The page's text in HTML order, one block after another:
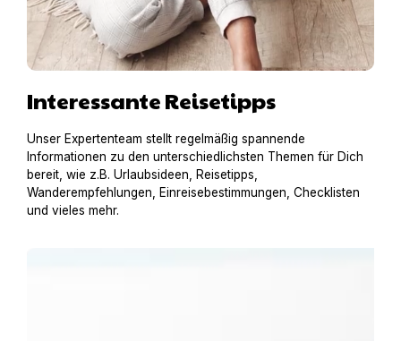
Interessante Reisetipps
Unser Expertenteam stellt regelmäßig spannende
Informationen zu den unterschiedlichsten Themen für Dich
bereit, wie z.B. Urlaubsideen, Reisetipps,
Wanderempfehlungen, Einreisebestimmungen, Checklisten
und vieles mehr.